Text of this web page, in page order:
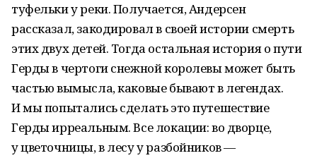
туфельки у реки. Получается, Андерсен
рассказал, закодировал в своей истории смерть
этих двух детей. Тогда остальная история о пути
Герды в чертоги снежной королевы может быть
частью вымысла, каковые бывают в легендах.
И мы попытались сделать это путешествие
Герды ирреальным. Все локации: во дворце,
у цветочницы, в лесу у разбойников —